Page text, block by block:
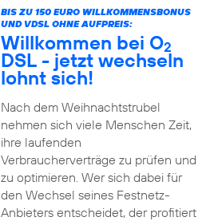
BIS ZU 150 EURO WILLKOMMENSBONUS
UND VDSL OHNE AUFPREIS:
Willkommen bei O2
DSL - jetzt wechseln
lohnt sich!
Nach dem Weihnachtstrubel
nehmen sich viele Menschen Zeit,
ihre laufenden
Verbraucherverträge zu prüfen und
zu optimieren. Wer sich dabei für
den Wechsel seines Festnetz-
Anbieters entscheidet, der profitiert